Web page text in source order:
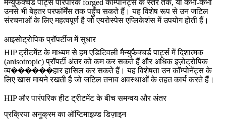
मैन्युफैक्चर्ड पार्ट्स पारंपरिक forged कॉम्पोनेंट्स के स्तर तक, या कभी-कभी
उनसे भी बेहतर परफॉर्मेंस तक पहुँच सकते हैं। यह विशेष रूप से उन जटिल
संरचनाओं के लिए महत्वपूर्ण है जो एयरोस्पेस एप्लिकेशंस में उपयोग होती हैं।
आइसोट्रोपिक प्रॉपर्टीज में सुधार
HIP ट्रीटमेंट के माध्यम से हम एडिटिवली मैन्युफैक्चर्ड पार्ट्स में दिशात्मक
(anisotropic) प्रॉपर्टी अंतर को कम कर सकते हैं और अधिकइज़ोट्रोपिक
व्य������हार हासिल कर सकते हैं। यह विशेषता उन कॉम्पोनेंट्स के
लिए खास मायने रखती है जो जटिल तनाव अवस्थाओं के तहत कार्य करते हैं।
HIP और पारंपरिक हीट ट्रीटमेंट के बीच समन्वय और अंतर
प्रक्रिया अनुक्रम का ऑप्टिमाइज़्ड डिज़ाइन